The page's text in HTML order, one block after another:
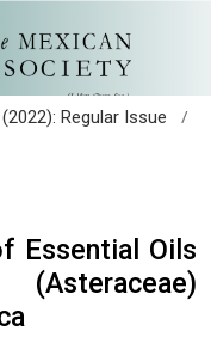
Regular Issue
/
Essential Oils